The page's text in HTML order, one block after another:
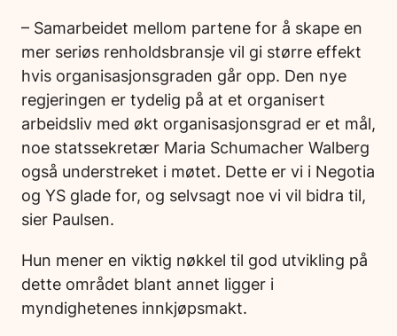
– Samarbeidet mellom partene for å skape en
mer seriøs renholdsbransje vil gi større effekt
hvis organisasjonsgraden går opp. Den nye
regjeringen er tydelig på at et organisert
arbeidsliv med økt organisasjonsgrad er et mål,
noe statssekretær Maria Schumacher Walberg
også understreket i møtet. Dette er vi i Negotia
og YS glade for, og selvsagt noe vi vil bidra til,
sier Paulsen.
Hun mener en viktig nøkkel til god utvikling på
dette området blant annet ligger i
myndighetenes innkjøpsmakt.